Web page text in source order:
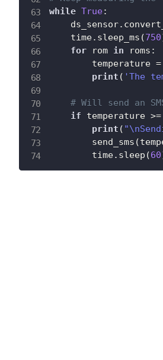
while True:
    ds_sensor
.
    time
. sleep_ms (750
for rom in roms :
        temperature
=
print ( 'The
# Will send an
if temperature >=
print (
        send_sms
(
        time
. sleep (60